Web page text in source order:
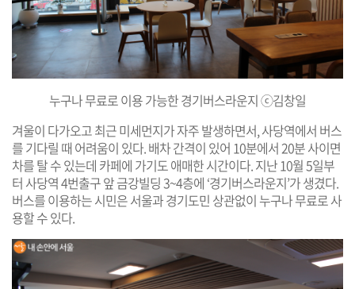
누구나 무료로 이용 가능한 경기버스라운지 ⓒ김창일
겨울이 다가오고 최근 미세먼지가 자주 발생하면서, 사당역에서 버스
를 기다릴 때 어려움이 있다. 배차 간격이 있어 10분에서 20분 사이면
차를 탈 수 있는데 카페에 가기도 애매한 시간이다. 지난 10월 5일부
터 사당역 4번출구 앞 금강빌딩 3~4층에 ‘경기버스라운지’가 생겼다.
버스를 이용하는 시민은 서울과 경기도민 상관없이 누구나 무료로 사
용할 수 있다.